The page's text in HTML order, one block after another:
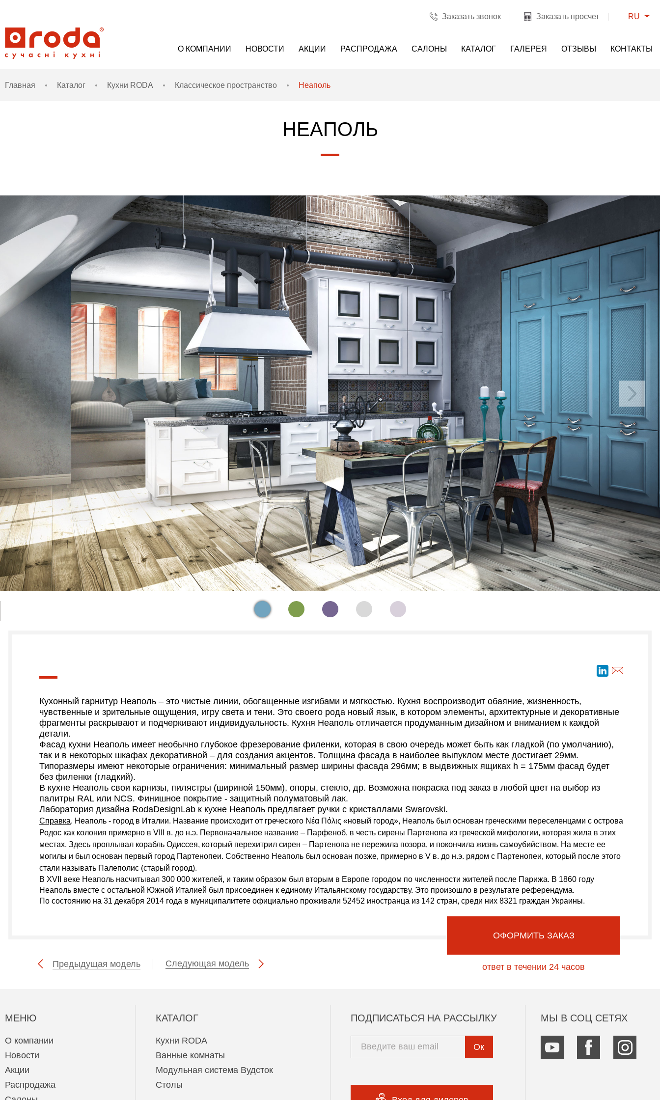
RU
Заказать звонок Заказать просчет
О КОМПАНИИ НОВОСТИ АКЦИИ РАСПРОДАЖА САЛОНЫ КАТАЛОГ ГАЛЕРЕЯ ОТЗЫВЫ КОНТАКТЫ
Главная Каталог Кухни RODA Классическое пространство Неаполь
НЕАПОЛЬ
Кухонный гарнитур Неаполь – это чистые линии, обогащенные изгибами и мягкостью. Кухня воспроизводит обаяние, жизненность,
чувственные и зрительные ощущения, игру света и тени. Это своего рода новый язык, в котором элементы, архитектурные и декоративные
фрагменты раскрывают и подчеркивают индивидуальность. Кухня Неаполь отличается продуманным дизайном и вниманием к каждой
детали.
Фасад кухни Неаполь имеет необычно глубокое фрезерование филенки, которая в свою очередь может быть как гладкой (по умолчанию),
так и в некоторых шкафах декоративной – для создания акцентов. Толщина фасада в наиболее выпуклом месте достигает 29мм.
Типоразмеры имеют некоторые ограничения: минимальный размер ширины фасада 296мм; в выдвижных ящиках h = 175мм фасад будет
без филенки (гладкий).
В кухне Неаполь свои карнизы, пилястры (шириной 150мм), опоры, стекло, др. Возможна покраска под заказ в любой цвет на выбор из
палитры RAL или NCS. Финишное покрытие - защитный полуматовый лак.
Лаборатория дизайна RodaDesignLab к кухне Неаполь предлагает ручки с кристаллами Swarovski.
Справка. Неаполь - город в Италии. Название происходит от греческого Νέα Πόλις «новый город», Неаполь был основан греческими переселенцами с острова
Родос как колония примерно в VIII в. до н.э. Первоначальное название – Парфеноб, в честь сирены Партенопа из греческой мифологии, которая жила в этих
местах. Здесь проплывал корабль Одиссея, который перехитрил сирен – Партенопа не пережила позора, и покончила жизнь самоубийством. На месте ее
могилы и был основан первый город Партенопеи. Собственно Неаполь был основан позже, примерно в V в. до н.э. рядом с Партенопеи, который после этого
стали называть Палеполис (старый город).
В XVII веке Неаполь насчитывал 300 000 жителей, и таким образом был вторым в Европе городом по численности жителей после Парижа. В 1860 году
Неаполь вместе с остальной Южной Италией был присоединен к единому Итальянскому государству. Это произошло в результате референдума.
По состоянию на 31 декабря 2014 года в муниципалитете официально проживали 52452 иностранца из 142 стран, среди них 8321 граждан Украины.
ОФОРМИТЬ ЗАКАЗ
Предыдущая модель Следующая модель
МЕНЮ
О компании
Новости
Акции
Распродажа
КАТАЛОГ
Кухни RODA
Ванные комнаты
Модульная система Вудсток
Столы
ПОДПИСАТЬСЯ НА РАССЫЛКУ
Ок
МЫ В СОЦ СЕТЯХ